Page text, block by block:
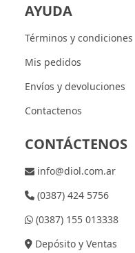
AYUDA
Términos y condiciones
Mis pedidos
Envíos y devoluciones
Contactenos
CONTÁCTENOS
info@diol.com.ar
(0387) 424 5756
(0387) 155 013338
Depósito y Ventas